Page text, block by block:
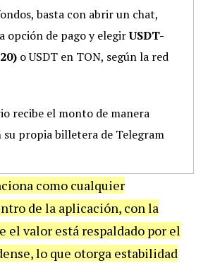
basta con abrir un chat,
opción de pago y elegirUSDT-
o USDT en TON, según la red
recibe el monto de manera
su propia billetera de Telegram
como cualquier
de la aplicación, con la
el valor está respaldado por el
lo que otorga estabilidad